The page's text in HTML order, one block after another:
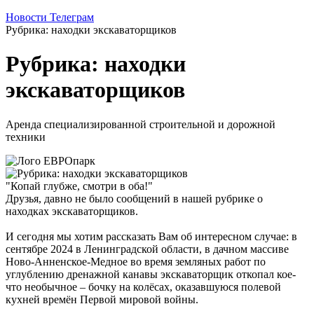
Новости Телеграм
Рубрика: находки экскаваторщиков
Рубрика: находки
экскаваторщиков
Аренда специализированной строительной и дорожной
техники
"Копай глубже, смотри в оба!"
Друзья, давно не было сообщений в нашей рубрике о
находках экскаваторщиков.
И сегодня мы хотим рассказать Вам об интересном случае: в
сентябре 2024 в Ленинградской области, в дачном массиве
Ново-Анненское-Медное во время земляных работ по
углублению дренажной канавы экскаваторщик откопал кое-
что необычное – бочку на колёсах, оказавшуюся полевой
кухней времён Первой мировой войны.